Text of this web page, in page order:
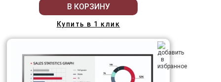
В КОРЗИНУ
Купить в 1 клик